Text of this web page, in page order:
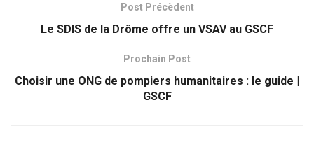
Post Précèdent
Le SDIS de la Drôme offre un VSAV au GSCF
Prochain Post
Choisir une ONG de pompiers humanitaires : le guide |
GSCF